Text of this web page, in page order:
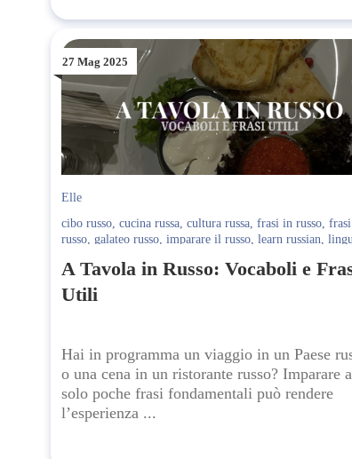
27 Mag 2025
Elle
cibo russo, cucina russa, cultura russa, frasi in russo,
russo, galateo russo, imparare il russo, learn russian,
Russian Culture ,Russian Food, russo per turisti ,viaggiare
Russia,
A Tavola in Russo: Vocaboli e
Utili
Hai in programma un viaggio in un Paese
o una cena in un ristorante russo? Imparare
solo poche frasi fondamentali può rendere
l’esperienza ...